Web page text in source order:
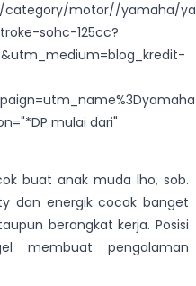
category/motor//yamaha/
sohc-125cc?
mulai dari"
buat anak muda lho, sob.
dan energik cocok banget
berangkat kerja. Posisi
membuat pengalaman